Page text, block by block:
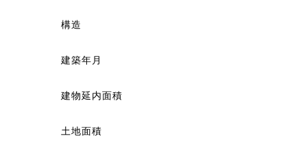
構造
建築年月
建物延内面積
土地面積